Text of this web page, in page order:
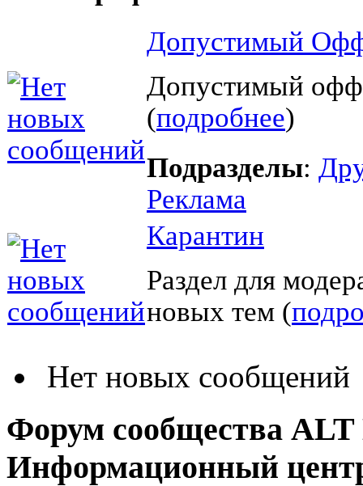
Допустимый
Допустимый
(подробнее)
Подразделы:
Реклама
Карантин
Раздел для
новых тем (
Нет новых сообщений
Форум сообщества
Информационный